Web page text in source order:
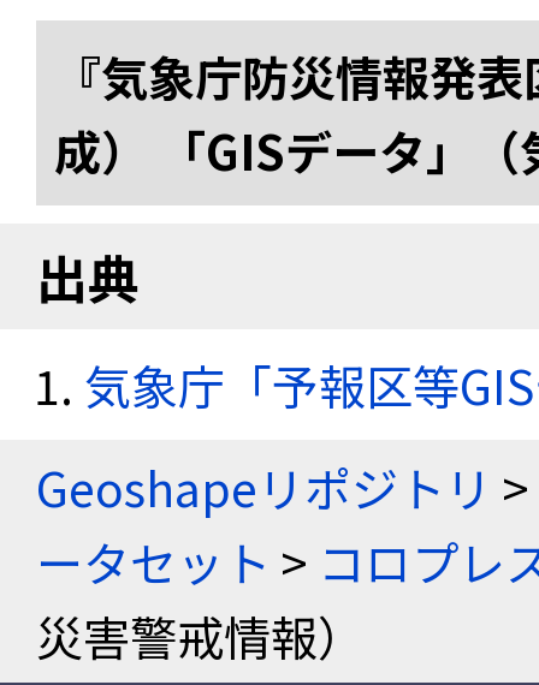
『気象庁防災情報発
成） 「GISデータ」
出典
気象庁「予報区等
Geoshapeリポジトリ >
ータセット > コロプレ
災害警戒情報）